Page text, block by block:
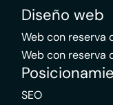
Diseño web
Web con reserva
Web con reserva
SEO